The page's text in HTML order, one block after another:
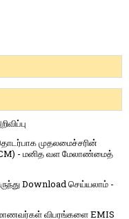
முதலமைச்சரின்
- மனித வள மேலாண்மைத்
Download செய்யலாம் -
விபரங்களை EMIS